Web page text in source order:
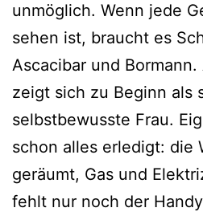
unmöglich. Wenn jede
sehen ist, braucht es
Ascacibar und
zeigt sich zu Beginn als
selbstbewusste Frau.
schon alles erledigt: die
geräumt, Gas und
fehlt nur noch der